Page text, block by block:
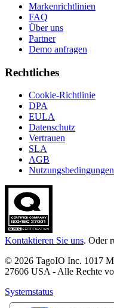
Markenrichtlinien
FAQ
Über uns
Partner
Demo anfragen
Rechtliches
Cookie-Richtlinie
DPA
EULA
Datenschutz
Vertrauen
SLA
AGB
Nutzungsbedingungen
Kontaktieren Sie uns. Oder
© 2026 TagoIO Inc. 1017
27606 USA - Alle Rechte
Systemstatus